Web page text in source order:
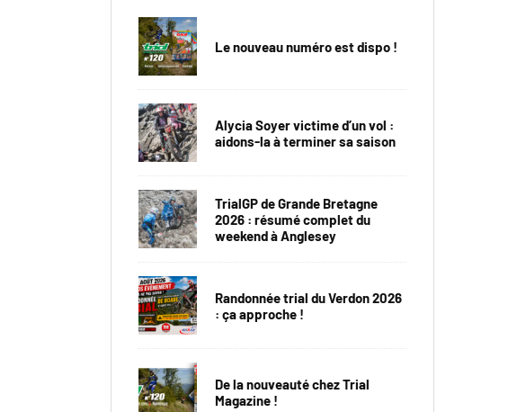
Le nouveau numéro est dispo !
Alycia Soyer victime d’un vol :
aidons-la à terminer sa saison
TrialGP de Grande Bretagne
2026 : résumé complet du
weekend à Anglesey
Randonnée trial du Verdon 2026
: ça approche !
De la nouveauté chez Trial
Magazine !